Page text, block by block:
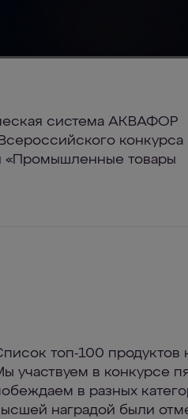
система АКВАФОР
конкурса
«Промышленные товары
топ-100 продуктов
участвуем в конкурсе
в разных
наградой были